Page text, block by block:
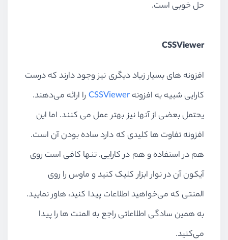
حل خوبی است.
CSSViewer
افزونه های بسیار زیاد دیگری نیز وجود دارند که درست
کارایی شبیه به افزونهCSSViewer را ارائه می‌دهند.
یحتمل بعضی از آنها نیز بهتر عمل می کنند. اما این
افزونه تفاوت ها کلیدی که دارد ساده بودن آن است.
هم در استفاده و هم در کارایی. تنها کافی است روی
آیکون آن در نوار ابزار کلیک کنید و ماوس را روی
المنتی که می‌خواهید اطلاعات پیدا کنید، هاور نمایید.
به همین سادگی اطلاعاتی راجع به المنت ها را پیدا
می‌کنید.